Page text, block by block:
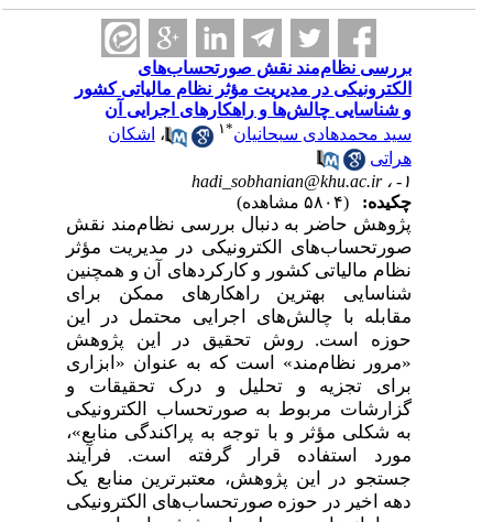
بررسی نظام‌مند نقش صورتحساب‌های
الکترونیکی در مدیریت مؤثر نظام مالیاتی کشور
و شناسایی چالش‌ها و راهکارهای اجرایی آن
سید محمدهادی سبحانیان *۱ ،اشکان
هراتی
hadi_sobhanian@khu.ac.ir
چکیده:
پژوهش حاضر به دنبال بررسی نظام‌مند نقش
صورتحساب‌های الکترونیکی در مدیریت مؤثر
نظام مالیاتی کشور و کارکردهای آن و همچنین
شناسایی بهترین راهکارهای ممکن برای
مقابله با چالش‌های اجرایی محتمل در این
حوزه است. روش تحقیق در این پژوهش
«مرور نظام‌مند» است که به عنوان «ابزاری
برای تجزیه و تحلیل و درک تحقیقات و
گزارشات مربوط به صورتحساب الکترونیکی
به شکلی مؤثر و با توجه به پراکندگی منابع»،
مورد استفاده قرار گرفته است. فرآیند
جستجو در این پژوهش، معتبرترین منابع یک
دهه اخیر در حوزه صورتحساب‌های الکترونیکی